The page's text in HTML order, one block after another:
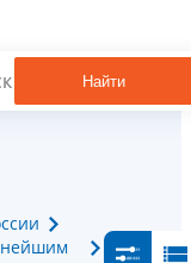
Найти